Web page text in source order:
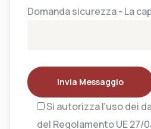
Domanda sicurezza - La
Invia Messaggio
Si autorizza l’uso dei
del Regolamento UE 27/